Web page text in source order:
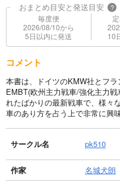
おまとめ目安と発送目安 ?
毎度便
2026/08/10から
5日以内に発送
10
コメント
本書は、ドイツのKMW社とフラ
EMBT(欧州主力戦車/強化主力
れたばかりの最新戦車で、様々
車のあり方を占う上で非常に興
サークル名 pk510
作家
名城犬朗